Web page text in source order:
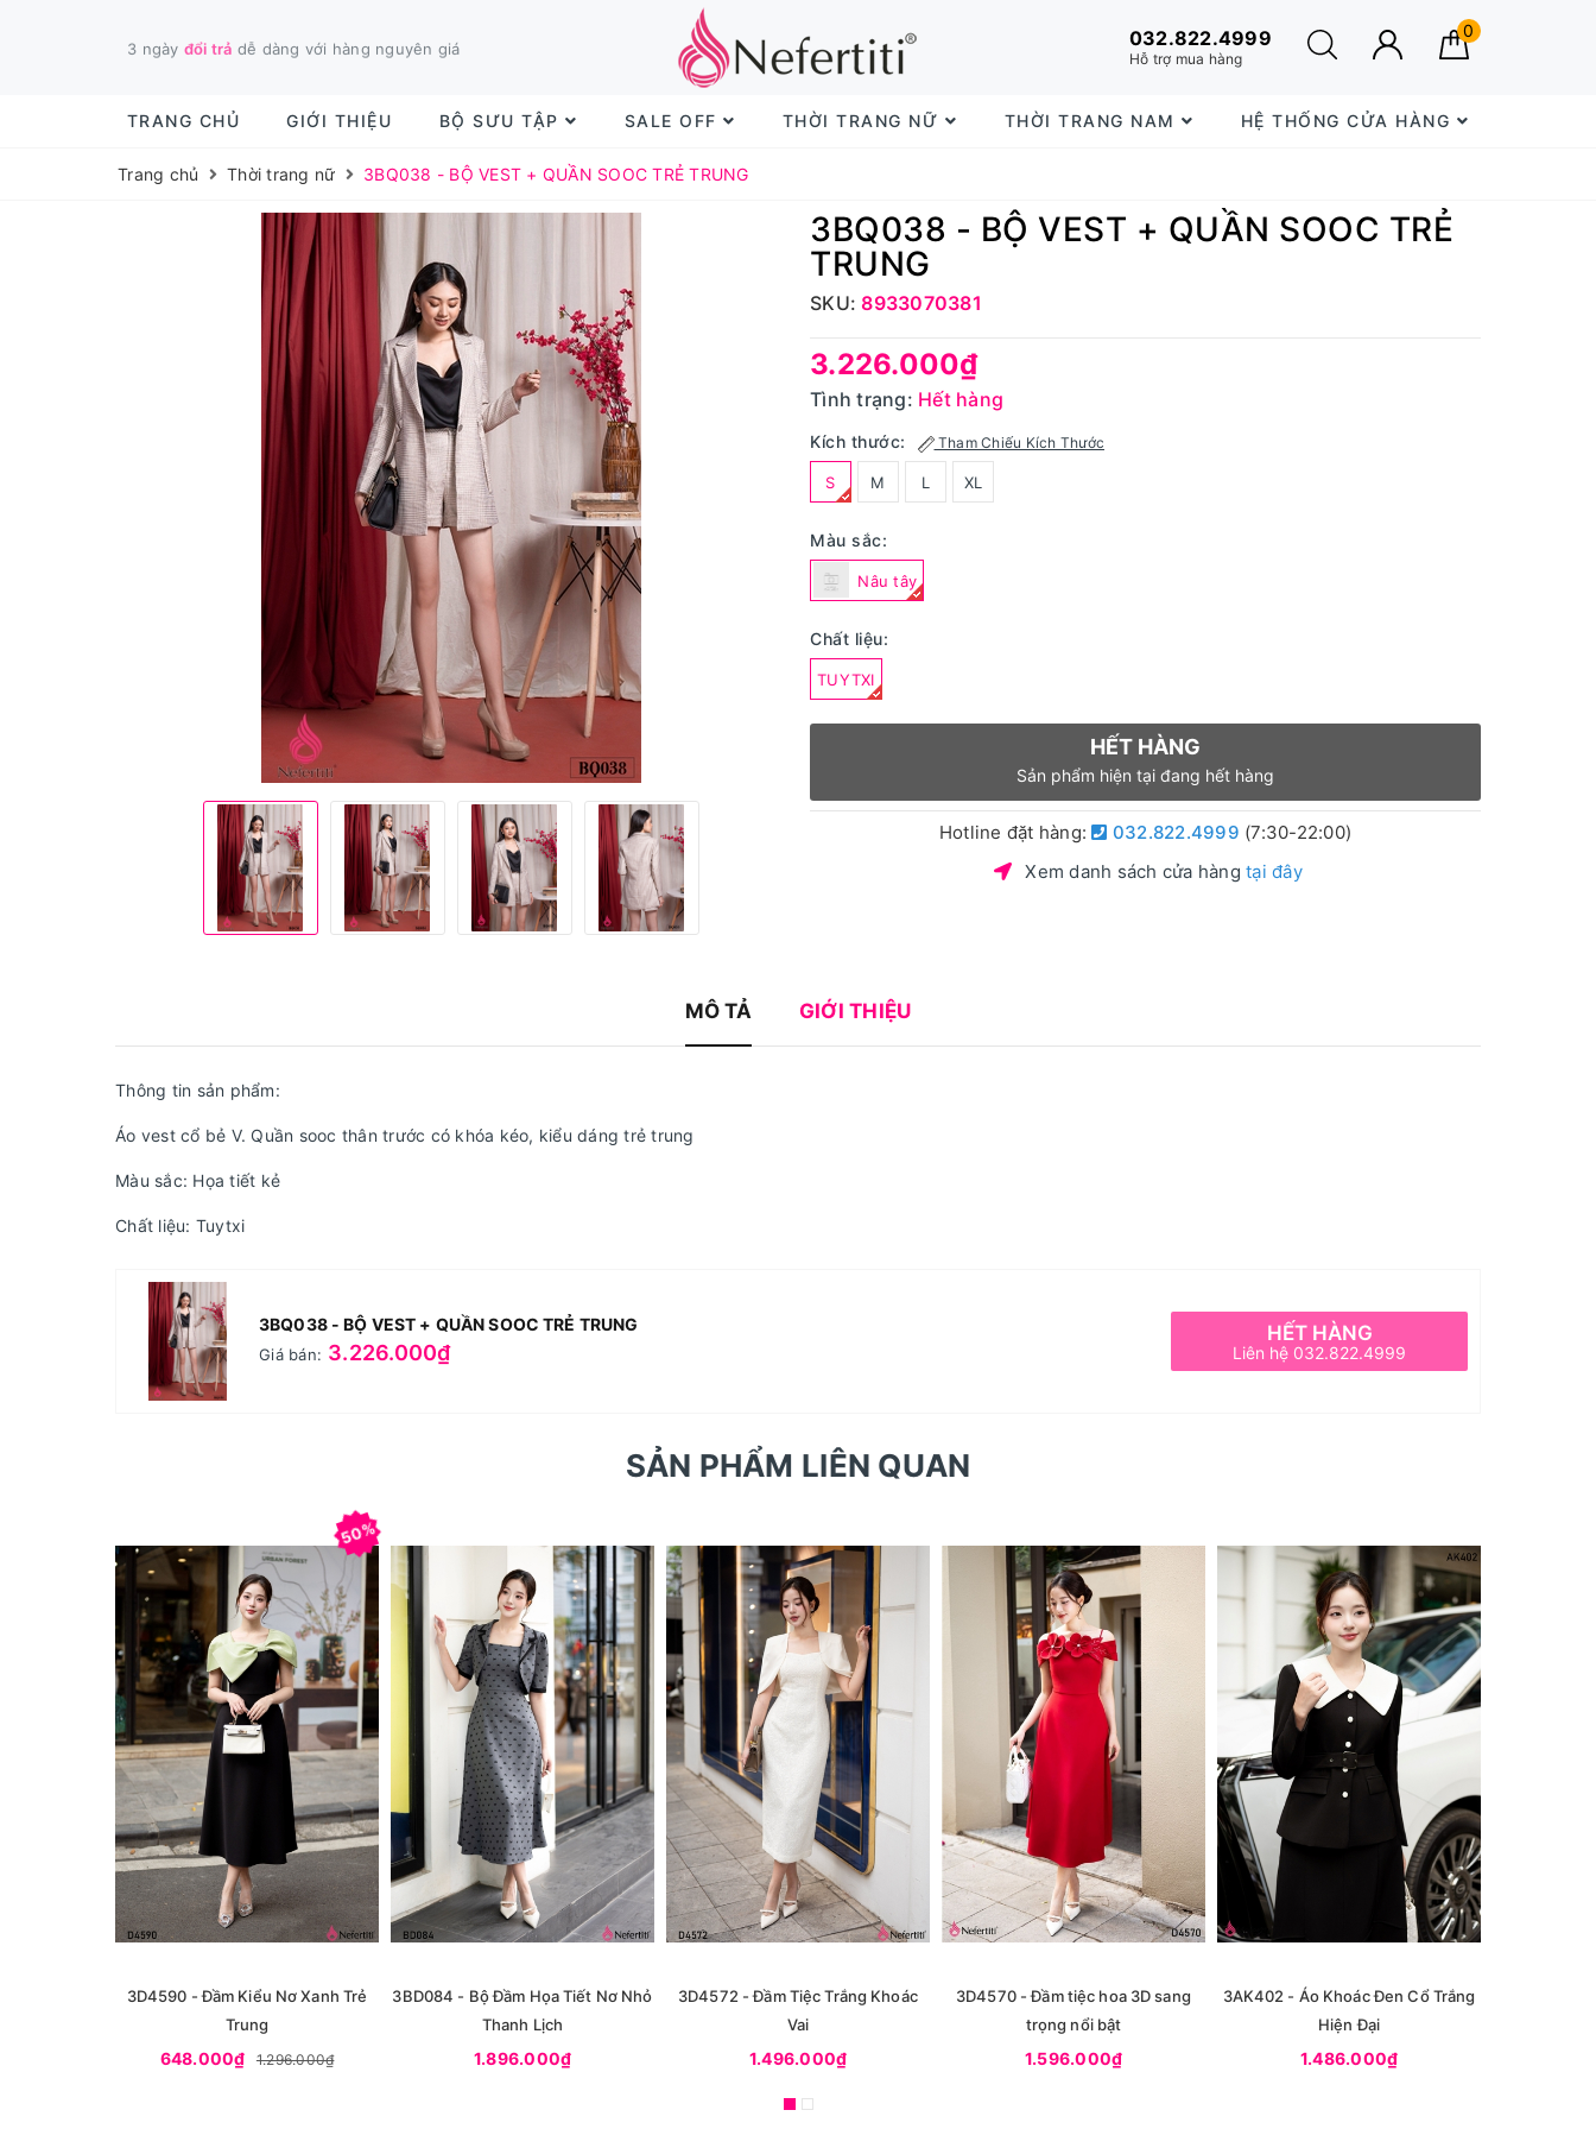
3 ngày đổi trả dễ dàng với hàng nguyên giá 032.822.4999
Hỗ trợ mua hàng
0
TRANG CHỦ GIỚI THIỆU BỘ SƯU TẬP SALE OFF THỜI TRANG NỮ THỜI TRANG NAM HỆ THỐNG CỬA HÀNG
Trang chủ Thời trang nữ 3BQ038 - BỘ VEST + QUẦN SOOC TRẺ TRUNG
3BQ038 - BỘ VEST + QUẦN SOOC TRẺ
TRUNG
SKU:8933070381
3.226.000₫
Tình trạng: Hết hàng
Kích thước: Tham Chiếu Kích Thước
S M L XL
Màu sắc:
Nâu tây
Chất liệu:
TUYTXI
HẾT HÀNG
Sản phẩm hiện tại đang hết hàng
Hotline đặt hàng: 032.822.4999 (7:30-22:00)
Xem danh sách cửa hàngtại đây
MÔ TẢ GIỚI THIỆU
Thông tin sản phẩm:
Áo vest cổ bẻ V. Quần sooc thân trước có khóa kéo, kiểu dáng trẻ trung
Màu sắc: Họa tiết kẻ
Chất liệu: Tuytxi
3BQ038 - BỘ VEST + QUẦN SOOC TRẺ TRUNG
Giá bán: 3.226.000₫
HẾT HÀNG
Liên hệ 032.822.4999
SẢN PHẨM LIÊN QUAN
50%
3D4590 - Đầm Kiểu Nơ Xanh Trẻ
Trung
648.000₫ 1.296.000₫
3BD084 - Bộ Đầm Họa Tiết Nơ Nhỏ
Thanh Lịch
1.896.000₫
3D4572 - Đầm Tiệc Trắng Khoác
Vai
1.496.000₫
3D4570 - Đầm tiệc hoa 3D sang
trọng nổi bật
1.596.000₫
3AK402 - Áo Khoác Đen Cổ Trắng
Hiện Đại
1.486.000₫